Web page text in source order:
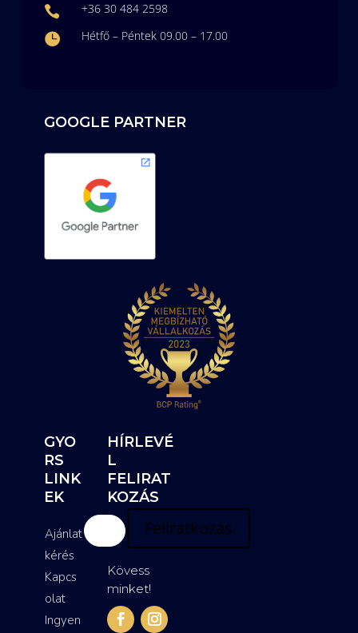
 +36 30 484 2598
 Hétfő – Péntek 09.00 – 17.00
GOOGLE PARTNER
GYO
RS
LINK
EK
Ajánlat
kérés
Kapcs
olat
Ingyen
HÍRLEVÉ
L
FELIRAT
KOZÁS
Feliratkozás
Kövess
minket!